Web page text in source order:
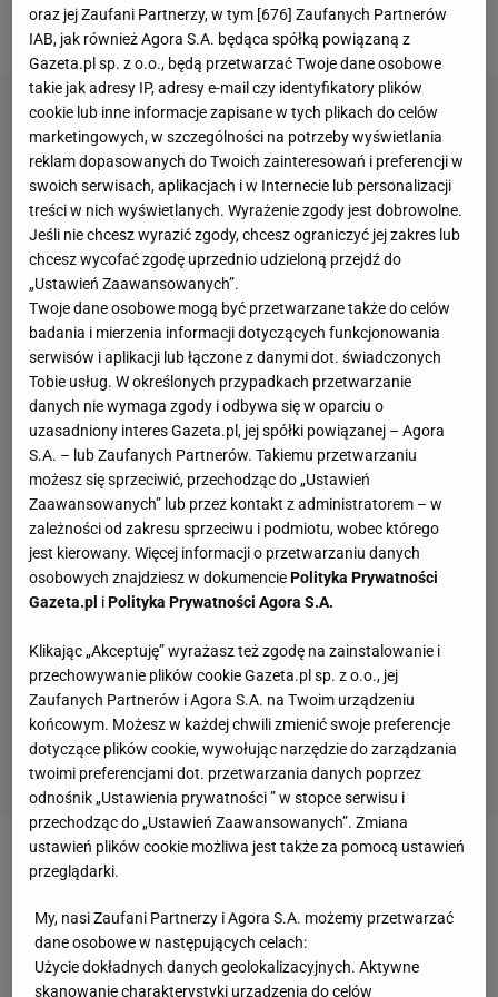
jednak do rewanżu.
Zobacz wideo
Legia otrząsnęła się po porażce. Znakomity występ
oraz jej Zaufani Partnerzy, w tym [676] Zaufanych Partnerów
IAB, jak również Agora S.A. będąca spółką powiązaną z
Gazeta.pl sp. z o.o., będą przetwarzać Twoje dane osobowe
takie jak adresy IP, adresy e-mail czy identyfikatory plików
cookie lub inne informacje zapisane w tych plikach do celów
marketingowych, w szczególności na potrzeby wyświetlania
reklam dopasowanych do Twoich zainteresowań i preferencji w
swoich serwisach, aplikacjach i w Internecie lub personalizacji
treści w nich wyświetlanych. Wyrażenie zgody jest dobrowolne.
Jeśli nie chcesz wyrazić zgody, chcesz ograniczyć jej zakres lub
chcesz wycofać zgodę uprzednio udzieloną przejdź do
„Ustawień Zaawansowanych”.
Twoje dane osobowe mogą być przetwarzane także do celów
badania i mierzenia informacji dotyczących funkcjonowania
serwisów i aplikacji lub łączone z danymi dot. świadczonych
Tobie usług. W określonych przypadkach przetwarzanie
danych nie wymaga zgody i odbywa się w oparciu o
uzasadniony interes Gazeta.pl, jej spółki powiązanej – Agora
S.A. – lub Zaufanych Partnerów. Takiemu przetwarzaniu
możesz się sprzeciwić, przechodząc do „Ustawień
Zaawansowanych” lub przez kontakt z administratorem – w
zależności od zakresu sprzeciwu i podmiotu, wobec którego
jest kierowany. Więcej informacji o przetwarzaniu danych
osobowych znajdziesz w dokumenciePolityka Prywatności
Gazeta.pl iPolityka Prywatności Agora S.A.
Klikając „Akceptuję” wyrażasz też zgodę na zainstalowanie i
przechowywanie plików cookie Gazeta.pl sp. z o.o., jej
Zaufanych Partnerów i Agora S.A. na Twoim urządzeniu
końcowym. Możesz w każdej chwili zmienić swoje preferencje
dotyczące plików cookie, wywołując narzędzie do zarządzania
twoimi preferencjami dot. przetwarzania danych poprzez
odnośnik „Ustawienia prywatności ” w stopce serwisu i
przechodząc do „Ustawień Zaawansowanych”. Zmiana
ustawień plików cookie możliwa jest także za pomocą ustawień
przeglądarki.
My, nasi Zaufani Partnerzy i Agora S.A. możemy przetwarzać
dane osobowe w następujących celach:
Użycie dokładnych danych geolokalizacyjnych. Aktywne
skanowanie charakterystyki urządzenia do celów